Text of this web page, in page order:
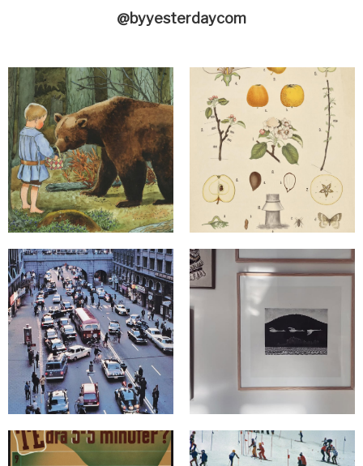
@byyesterdaycom